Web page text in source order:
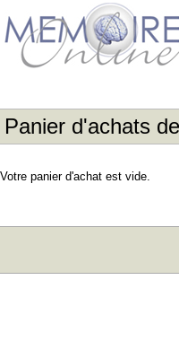
Panier d'achats
Votre panier d'achat est vide.